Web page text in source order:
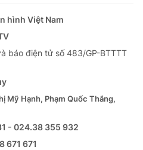
hình Việt Nam
báo điện tử số 483/GP-BTTTT
Mỹ Hạnh, Phạm Quốc Thắng,
- 024.38 355 932
671 671